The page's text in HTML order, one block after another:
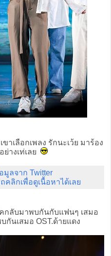
าเลือกเพลง รักนะเว้ย มาร้อง
างเท่เลย
มูลจาก Twitter
ลิกเพื่อดูเนื้อหาได้เลย
ลับมาพบกันกับแฟนๆ เสมอ
กันเสมอ OST.ด้ายแดง